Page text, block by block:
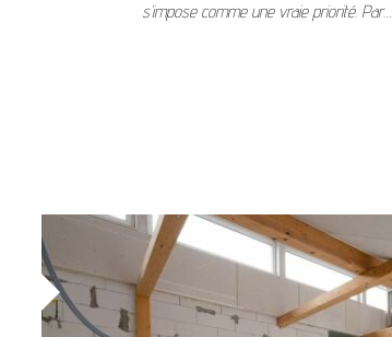
s’impose comme une vraie priorité. Par…